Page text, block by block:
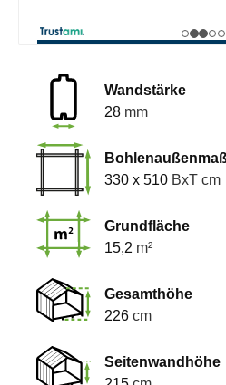
Wandstärke
28 mm
330 x 510 BxT cm
Grundfläche
15,2 m²
Gesamthöhe
226 cm
Seitenwandhöhe